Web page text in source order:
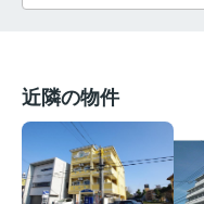
近隣の物件